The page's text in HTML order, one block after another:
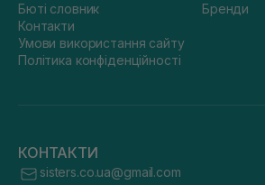
Бюті словник
Контакти
Умови використання сайту
Політика конфіденційності
Бренди
КОНТАКТИ
sisters.co.ua@gmail.com